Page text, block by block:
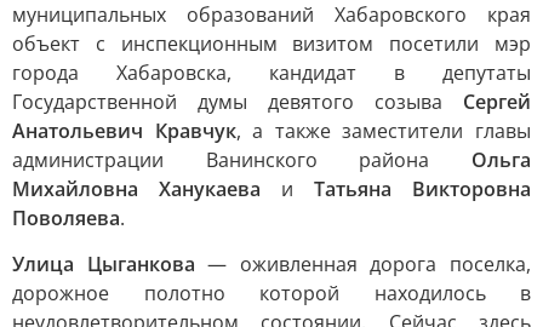
муниципальных образований Хабаровского края
объект с инспекционным визитом посетили мэр
города Хабаровска, кандидат в депутаты
Государственной думы девятого созыва Сергей
Анатольевич Кравчук, а также заместители главы
администрации Ванинского района Ольга
Михайловна Ханукаева и Татьяна Викторовна
Поволяева.
Улица Цыганкова — оживленная дорога поселка,
дорожное полотно которой находилось в